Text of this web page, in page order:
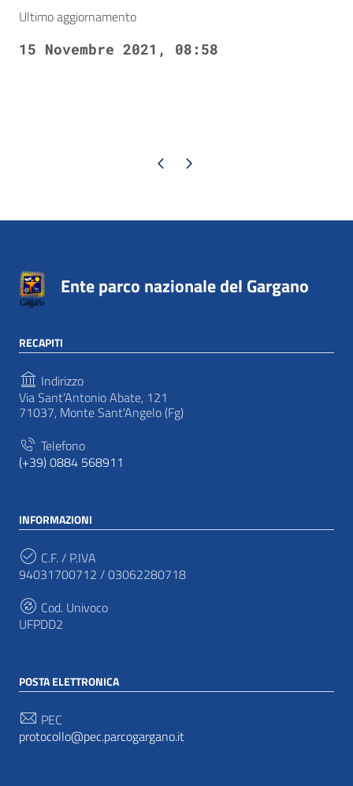
Ultimo aggiornamento
15 Novembre 2021, 08:58
Pagina precedente
Pagina successiva
Ente parco nazionale del Gargano
RECAPITI
Indirizzo
Via Sant’Antonio Abate, 121
71037, Monte Sant'Angelo (Fg)
Telefono
(+39) 0884 568911
INFORMAZIONI
C.F. / P.IVA
94031700712 / 03062280718
Cod. Univoco
UFPDD2
POSTA ELETTRONICA
PEC
protocollo@pec.parcogargano.it